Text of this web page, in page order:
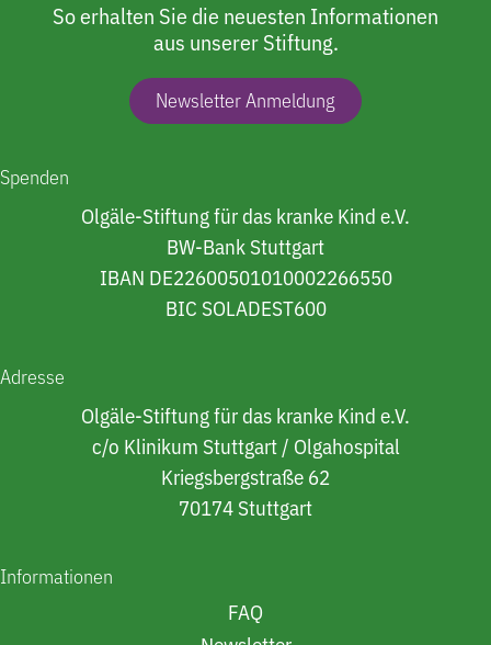
So erhalten Sie die neuesten Informationen
aus unserer Stiftung.
Newsletter Anmeldung
Spenden
Olgäle-Stiftung für das kranke Kind e.V.
BW-Bank Stuttgart
IBAN DE22600501010002266550
BIC SOLADEST600
Adresse
Olgäle-Stiftung für das kranke Kind e.V.
c/o Klinikum Stuttgart / Olgahospital
Kriegsbergstraße 62
70174 Stuttgart
Informationen
FAQ